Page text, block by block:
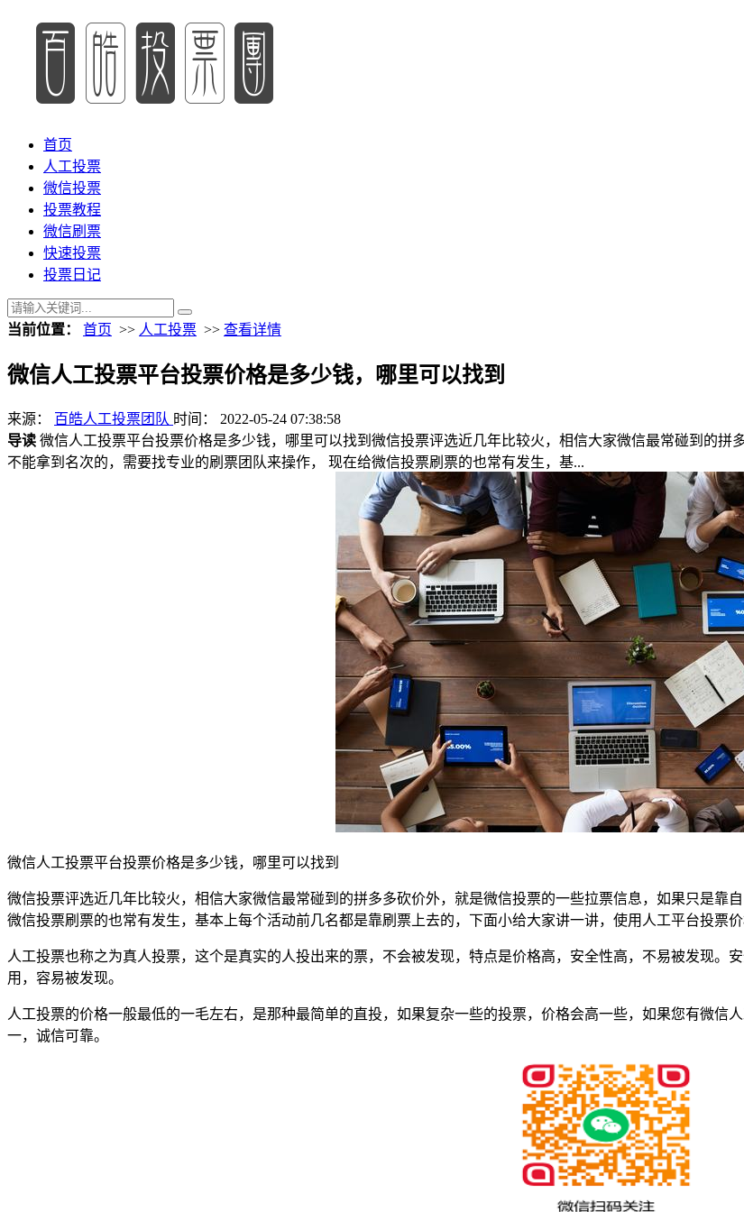
首页
人工投票
微信投票
投票教程
微信刷票
快速投票
投票日记
当前位置： 首页 >> 人工投票 >> 查看详情
微信人工投票平台投票价格是多少钱，哪里可以找到
来源： 百皓人工投票团队 时间： 2022-05-24 07:38:58
导读 微信人工投票平台投票价格是多少钱，哪里可以找到微信投票评选近几年比较火，相信大家微信最常碰到的
不能拿到名次的，需要找专业的刷票团队来操作， 现在给微信投票刷票的也常有发生，基...
微信人工投票平台投票价格是多少钱，哪里可以找到
微信投票评选近几年比较火，相信大家微信最常碰到的拼多多砍价外，就是微信投票的一些拉票信息，如果只是靠
微信投票刷票的也常有发生，基本上每个活动前几名都是靠刷票上去的，下面小给大家讲一讲，使用人工平台投票价
人工投票也称之为真人投票，这个是真实的人投出来的票，不会被发现，特点是价格高，安全性高，不易被发现。
用，容易被发现。
人工投票的价格一般最低的一毛左右，是那种最简单的直投，如果复杂一些的投票，价格会高一些，如果您有微信
一，诚信可靠。